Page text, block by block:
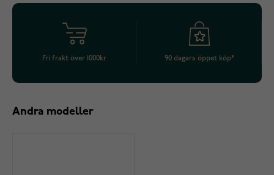
Fri frakt över 1000kr 90 dagars öppet köp*
Andra modeller